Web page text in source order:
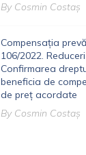
By Cosmin Costaș
Compensația
106/2022.
Confirmarea
beneficia de
de preț acordate
By Cosmin Costaș